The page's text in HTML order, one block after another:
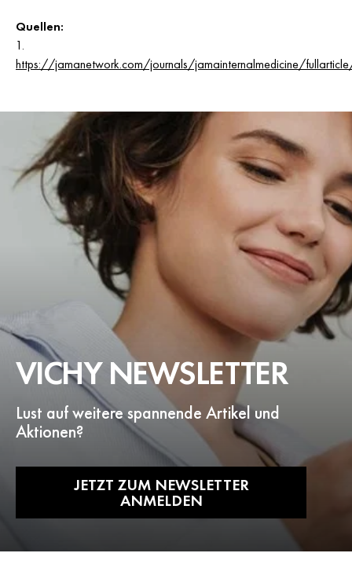
Quellen:
https://jamanetwork.com/journals/jamainternalmedicine/
VICHY NEWSLETTER
Lust auf weitere spannende Artikel und
Aktionen?
JETZT ZUM NEWSLETTER
ANMELDEN